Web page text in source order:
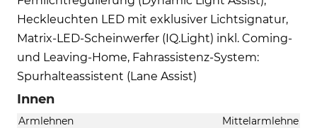
Heckleuchten LED mit exklusiver Lichtsignatur,
Matrix-LED-Scheinwerfer (IQ.Light) inkl. Coming-
und Leaving-Home, Fahrassistenz-System:
Spurhalteassistent (Lane Assist)
Innen
Armlehnen
Mittelarmlehne